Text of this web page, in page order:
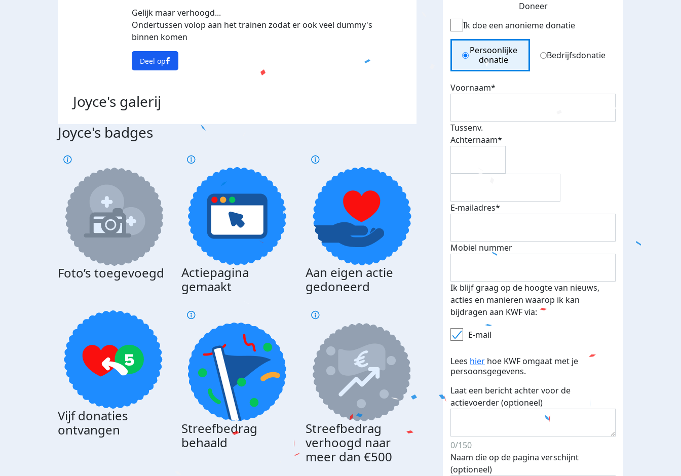
Gelijk maar verhoogd...
Ondertussen volop aan het trainen zodat er ook veel dummy's
binnen komen
Deel op
Joyce's galerij
Joyce's badges
Foto’s toegevoegd
Actiepagina
gemaakt
Aan eigen actie
gedoneerd
Vijf donaties
ontvangen
Streefbedrag
behaald
Streefbedrag
verhoogd naar
meer dan €500
bedankt
Doneer
Ik doe een anonieme donatie
Donation Type
Persoonlijke
donatie
Bedrijfsdonatie
Voornaam*
Tussenv.
Achternaam*
E-mailadres*
Mobiel nummer
Ik blijf graag op de hoogte van nieuws,
acties en manieren waarop ik kan
bijdragen aan KWF via:
E-mail
Lees hier hoe KWF omgaat met je
persoonsgegevens.
Laat een bericht achter voor de
actievoerder (optioneel)
0/150
Naam die op de pagina verschijnt
(optioneel)